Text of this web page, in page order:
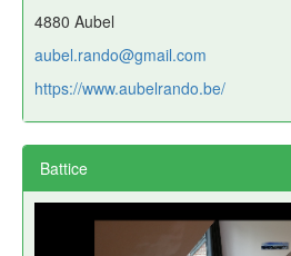
4880 Aubel
aubel.rando@gmail.com
https://www.aubelrando.be/
Battice